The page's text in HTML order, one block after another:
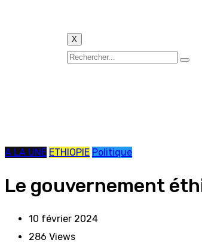
X
A LA UNE ETHIOPIE Politique
Le gouvernement
10 février 2024
286 Views